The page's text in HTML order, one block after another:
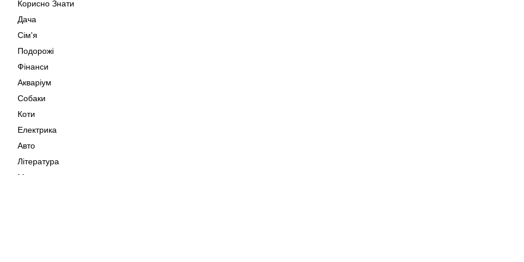
Корисно Знати
Дача
Сім'я
Подорожі
Фінанси
Акваріум
Собаки
Коти
Електрика
Авто
Література
Музика